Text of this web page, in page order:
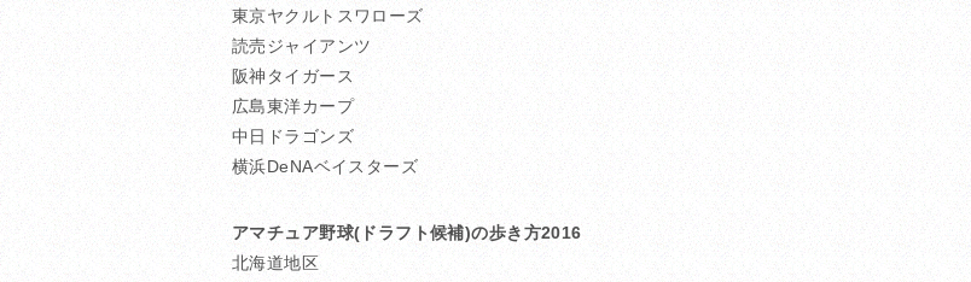
東京ヤクルトスワローズ
読売ジャイアンツ
阪神タイガース
広島東洋カープ
中日ドラゴンズ
横浜DeNAベイスターズ
アマチュア野球(ドラフト候補)の歩き方2016
北海道地区